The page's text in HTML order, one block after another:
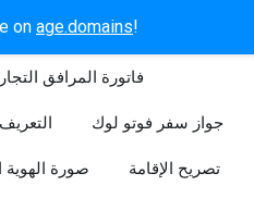
on age.domains!
فاتورة المرافق
التعريف جواز سفر فوتو لوك
صورة الهوية تصريح الإقامة